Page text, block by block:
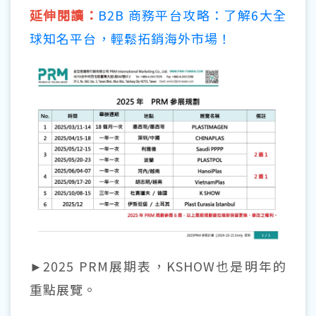
延伸閱讀： B2B 商務平台攻略：了解6大全
球知名平台，輕鬆拓銷海外市場！
►2025 PRM展期表，KSHOW也是明年的
重點展覽。